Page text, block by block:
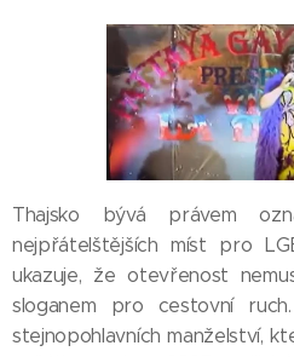
Thajsko bývá právem
nejpřátelštějších míst pro
ukazuje, že otevřenost
sloganem pro cestovní
stejnopohlavních manželství,